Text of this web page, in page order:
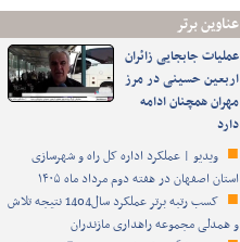
عناوین برتر
عملیات جابجایی زائران
اربعین حسینی در مرز
مهران همچنان ادامه
دارد
ویدیو | عملکرد اداره کل راه و شهرسازی
استان اصفهان در هفته دوم مرداد ماه ۱۴۰۵
کسب رتبه برتر عملکرد سال1404 نتیجه تلاش
و همدلی مجموعه راهداری مازندران